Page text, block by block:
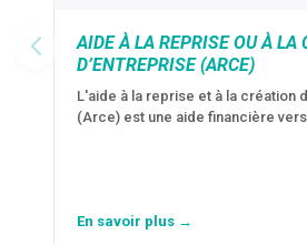
AIDE À LA REPRISE OU À LA
D’ENTREPRISE (ARCE)
L'aide à la reprise et à la création
(Arce) est une aide financière
En savoir plus →